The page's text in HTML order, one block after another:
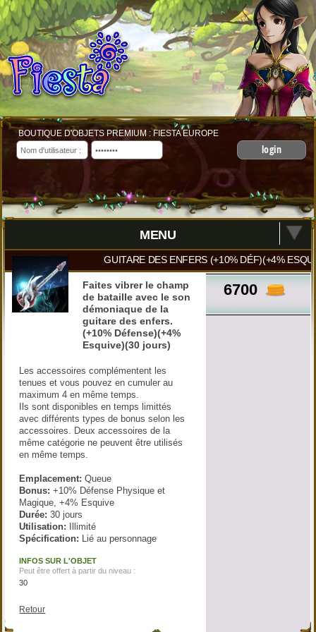
BOUTIQUE D'OBJETS PREMIUM : FIESTA EUROPE
login
MENU
GUITARE DES ENFERS (+10% DÉF)(+4%
6700
Faites vibrer le champ
de bataille avec le son
démoniaque de la
guitare des enfers.
(+10% Défense)(+4%
Esquive)(30 jours)
Les accessoires complémentent les
tenues et vous pouvez en cumuler au
maximum 4 en même temps.
Ils sont disponibles en temps limittés
avec différents types de bonus selon les
accessoires. Deux accessoires de la
même catégorie ne peuvent être utilisés
en même temps.
Emplacement: Queue
Bonus: +10% Défense Physique et
Magique, +4% Esquive
Durée: 30 jours
Utilisation: Illimité
Spécification: Lié au personnage
INFOS SUR L'OBJET
Peut être offert à partir du niveau :
30
Retour